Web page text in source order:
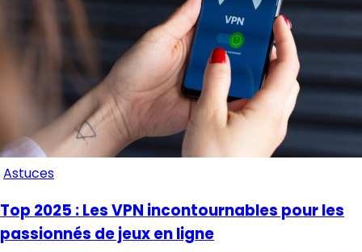
Astuces
Top 2025 : Les VPN incontournables pour les
passionnés de jeux en ligne